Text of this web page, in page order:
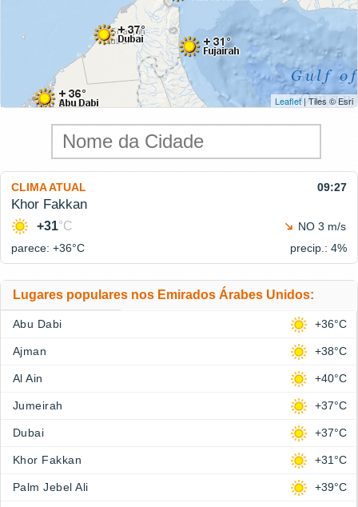
Leaflet| Tiles © Esri
CLIMA ATUAL 09:27
Khor Fakkan
+31°C
NO 3 m/s
parece: +36°C precip.: 4%
Lugares populares nos Emirados Árabes Unidos:
Abu Dabi +36°C
Ajman +38°C
Al Ain +40°C
Jumeirah +37°C
Dubai +37°C
Khor Fakkan +31°C
Palm Jebel Ali +39°C